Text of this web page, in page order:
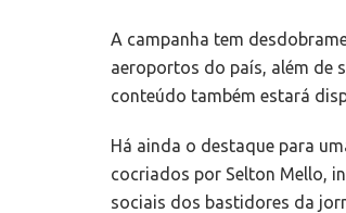
A campanha tem
aeroportos do país, além de
conteúdo também estará
Há ainda o destaque para
cocriados por Selton Mello,
sociais dos bastidores da